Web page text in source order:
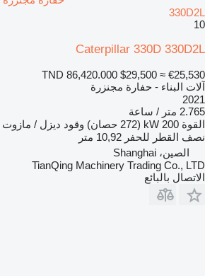
330D2L
10
Caterpillar 330D 330D2L
TND 86,420.000 $29,500 ≈ €25,530
آلات البناء - حفارة مجنزرة
2021
2.765 متر / ساعة
القوة 200 kW (272 حصان) وقود ديزل / مازوت
نصف القطر للحفر 10,92 متر
الصين، Shanghai
TianQing Machinery Trading Co., LTD
الاتصال بالبائع